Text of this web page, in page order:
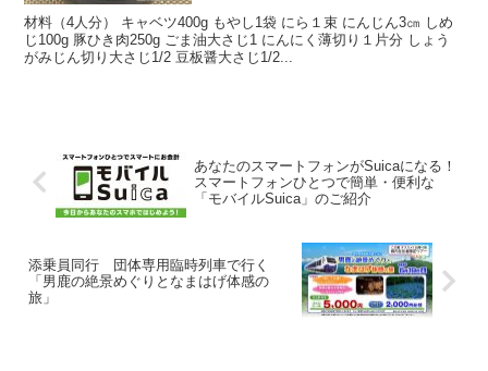
材料（4人分） キャベツ400g もやし1袋 にら１束 にんじん3㎝ しめ
じ100g 豚ひき肉250g ごま油大さじ1 にんにく薄切り１片分 しょう
がみじん切り大さじ1/2 豆板醤大さじ1/2...
あなたのスマートフォンがSuicaになる！
スマートフォンひとつで簡単・便利な
「モバイルSuica」のご紹介
添乗員同行 団体専用臨時列車で行く
「男鹿の絶景めぐりとなまはげ体感の
旅」